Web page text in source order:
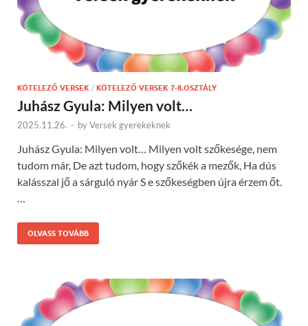
KÖTELEZŐ VERSEK / KÖTELEZŐ VERSEK 7-8.OSZTÁLY
Juhász Gyula: Milyen volt…
2025.11.26. - byVersek gyerekeknek
Juhász Gyula: Milyen volt… Milyen volt szőkesége, nem
tudom már, De azt tudom, hogy szőkék a mezők, Ha dús
kalásszal jő a sárguló nyár S e szőkeségben újra érzem őt.
OLVASS TOVÁBB